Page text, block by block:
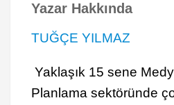
Yazar Hakkında
TUĞÇE YILMAZ
Yaklaşık 15 sene
Planlama sektöründe